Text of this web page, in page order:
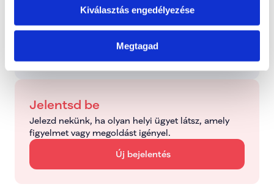
Kiválasztás engedélyezése
Megtagad
Dolgozunk a probléma megoldásán
Jelentsd be
Jelezd nekünk, ha olyan helyi ügyet látsz, amely
figyelmet vagy megoldást igényel.
Új bejelentés